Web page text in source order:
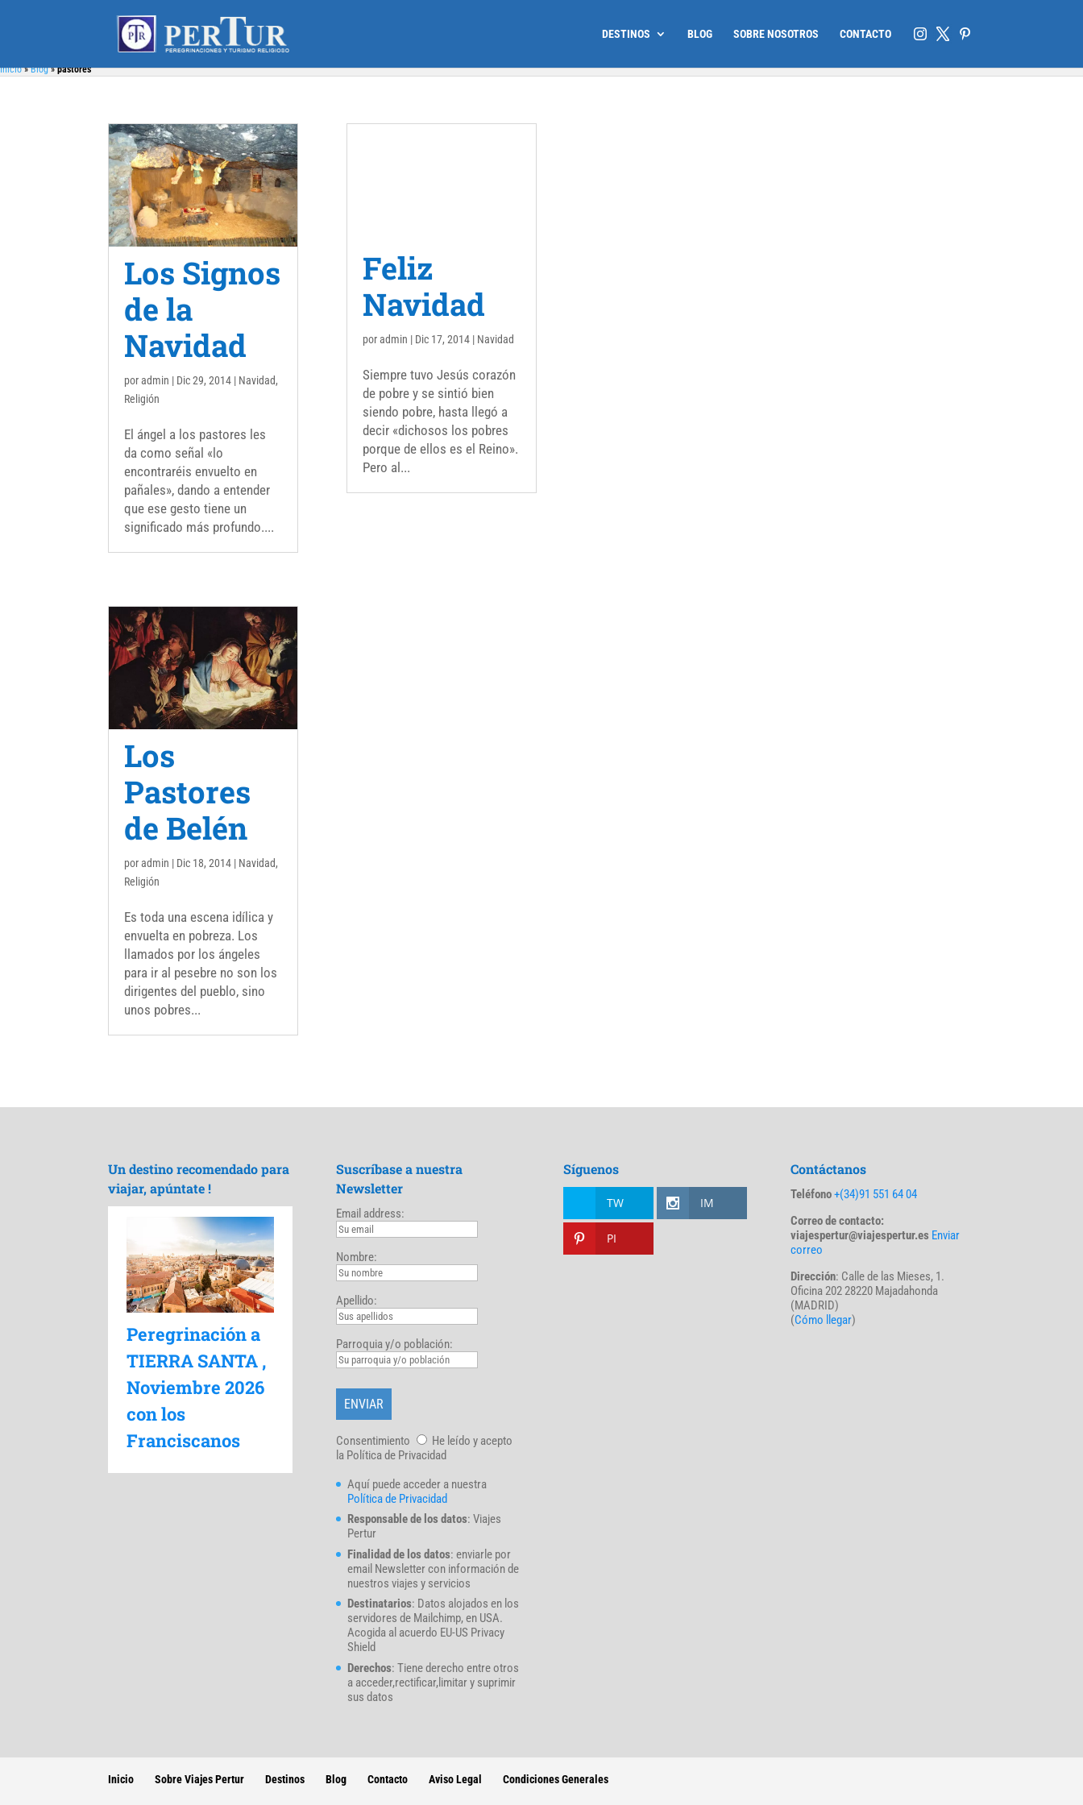
DESTINOS BLOG SOBRE NOSOTROS CONTACTO
Inicio»Blog»pastores
Los Signos
de la
Navidad
poradmin | Dic 29, 2014 | Navidad,
Religión
El ángel a los pastores les
da como señal «lo
encontraréis envuelto en
pañales», dando a entender
que ese gesto tiene un
significado más profundo....
Los
Pastores
de Belén
poradmin | Dic 18, 2014 | Navidad,
Religión
Es toda una escena idílica y
envuelta en pobreza. Los
llamados por los ángeles
para ir al pesebre no son los
dirigentes del pueblo, sino
unos pobres...
Feliz
Navidad
poradmin | Dic 17, 2014 | Navidad
Siempre tuvo Jesús corazón
de pobre y se sintió bien
siendo pobre, hasta llegó a
decir «dichosos los pobres
porque de ellos es el Reino».
Pero al...
Un destino recomendado para
viajar, apúntate !
Peregrinación a
TIERRA SANTA ,
Noviembre 2026
con los
Franciscanos
Suscríbase a nuestra
Newsletter
Email address:
Nombre:
Apellido:
Parroquia y/o población:
Consentimiento
He leído y acepto
la Política de Privacidad
Aquí puede acceder a nuestra
Política de Privacidad
Responsable de los datos: Viajes
Pertur
Finalidad de los datos: enviarle por
email Newsletter con información de
nuestros viajes y servicios
Destinatarios: Datos alojados en los
servidores de Mailchimp, en USA.
Acogida al acuerdo EU-US Privacy
Shield
Derechos: Tiene derecho entre otros
a acceder,rectificar,limitar y suprimir
sus datos
Síguenos
TW IM
PI
Contáctanos
Teléfono+(34)91 551 64 04
Correo de contacto:
viajespertur@viajespertur.es Enviar
correo
Dirección: Calle de las Mieses, 1.
Oficina 202 28220 Majadahonda
(MADRID)
(Cómo llegar)
Inicio Sobre Viajes Pertur Destinos Blog Contacto Aviso Legal Condiciones Generales